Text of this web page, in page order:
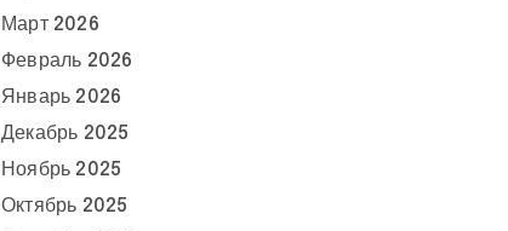
Март 2026
Февраль 2026
Январь 2026
Декабрь 2025
Ноябрь 2025
Октябрь 2025